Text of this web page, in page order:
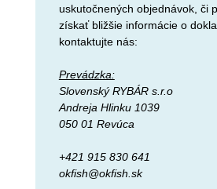
uskutočnených objednávok, či
získať bližšie informácie o
kontaktujte nás:
Prevádzka:
Slovenský RYBÁR s.r.o
Andreja Hlinku 1039
050 01 Revúca
+421 915 830 641
okfish@okfish.sk